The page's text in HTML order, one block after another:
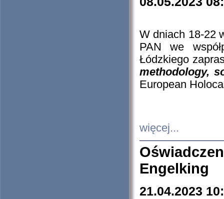
W dniach 18-22
PAN we
Łódzkiego
methodology,
European
więcej...
Engelking
21.04.2023